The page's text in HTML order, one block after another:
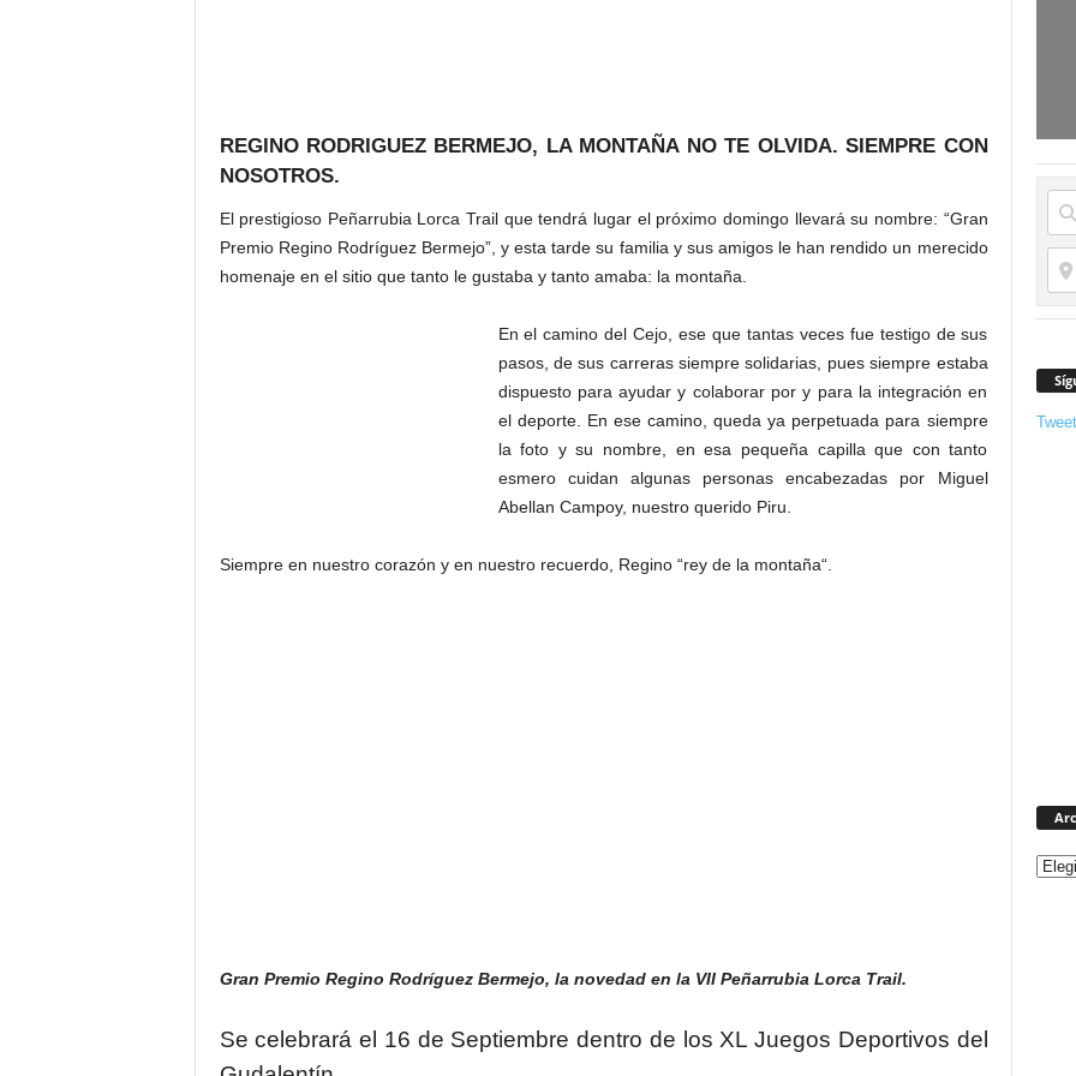
REGINO RODRIGUEZ BERMEJO, LA MONTAÑA NO TE OLVIDA. SIEMPRE CON
NOSOTROS.
El prestigioso Peñarrubia Lorca Trail que tendrá lugar el próximo domingo llevará su nombre: “Gran
Premio Regino Rodríguez Bermejo”, y esta tarde su familia y sus amigos le han rendido un merecido
homenaje en el sitio que tanto le gustaba y tanto amaba: la montaña.
En el camino del Cejo, ese que tantas veces fue testigo de sus
pasos, de sus carreras siempre solidarias, pues siempre estaba
dispuesto para ayudar y colaborar por y para la integración en
el deporte. En ese camino, queda ya perpetuada para siempre
la foto y su nombre, en esa pequeña capilla que con tanto
esmero cuidan algunas personas encabezadas por Miguel
Abellan Campoy, nuestro querido Piru.
Siempre en nuestro corazón y en nuestro recuerdo, Regino “rey de la montaña“.
Gran Premio Regino Rodríguez Bermejo, la novedad en la VII Peñarrubia Lorca Trail.
Se celebrará el 16 de Septiembre dentro de los XL Juegos Deportivos del